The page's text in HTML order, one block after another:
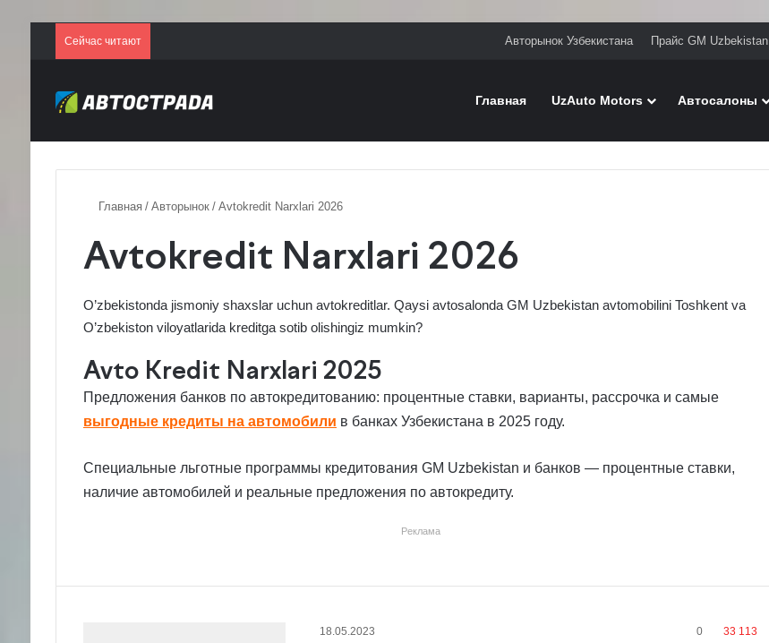
Сейчас читают Авторынок Узбекистана Прайс GM Uzbekistan
Главная UzAuto Motors Автосалоны
Главная / Авторынок / Avtokredit Narxlari 2026
Avtokredit Narxlari 2026
O’zbekistonda jismoniy shaxslar uchun avtokreditlar. Qaysi avtosalonda GM Uzbekistan avtomobilini Toshkent va
O’zbekiston viloyatlarida kreditga sotib olishingiz mumkin?
Avto Kredit Narxlari 2025
Предложения банков по автокредитованию: процентные ставки, варианты, рассрочка и самые
выгодные кредиты на автомобили в банках Узбекистана в 2025 году.
Специальные льготные программы кредитования GM Uzbekistan и банков — процентные ставки,
наличие автомобилей и реальные предложения по автокредиту.
Реклама
18.05.2023 0 33 113